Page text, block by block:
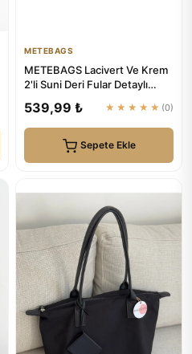
METEBAGS
METEBAGS Lacivert Ve Krem
2'li Suni Deri Fular Detaylı
539,99 ₺ ★★★★★ (0)
Sepete Ekle